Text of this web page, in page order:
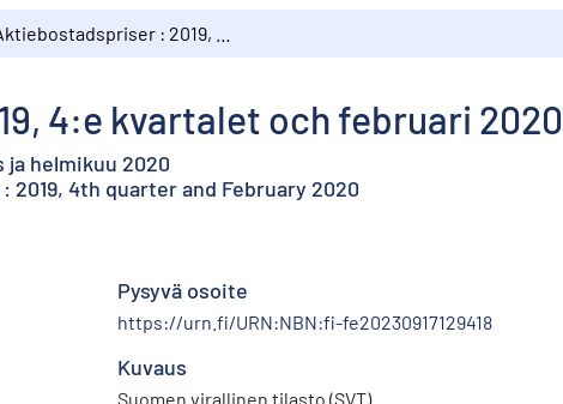
4:e kvartalet och februari 2020
ja helmikuu 2020
4th quarter and February 2020
Pysyvä osoite
https://urn.fi/URN:NBN:fi-fe20230917129418
Kuvaus
Suomen virallinen tilasto (SVT)